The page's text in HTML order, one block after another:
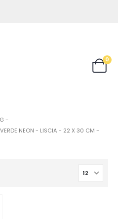
0
-
NEON - LISCIA - 22 X 30 CM -